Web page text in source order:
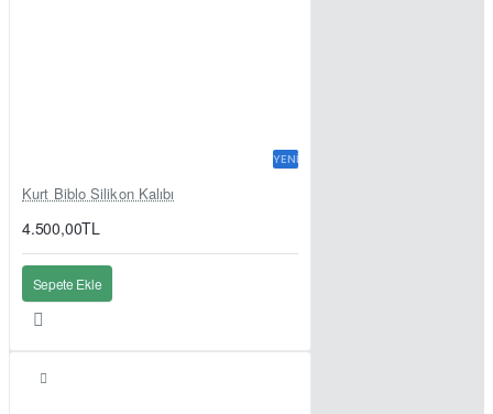
YENI
Kurt Biblo Silikon Kalıbı
4.500,00TL
Sepete Ekle